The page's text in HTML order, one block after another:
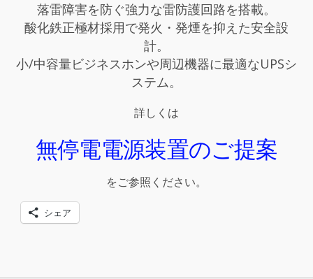
落雷障害を防ぐ強力な雷防護回路を搭載。
酸化鉄正極材採用で発火・発煙を抑えた安全設
計。
小/中容量ビジネスホンや周辺機器に最適なUPSシ
ステム。
詳しくは
無停電電源装置のご提案
をご参照ください。
シェア